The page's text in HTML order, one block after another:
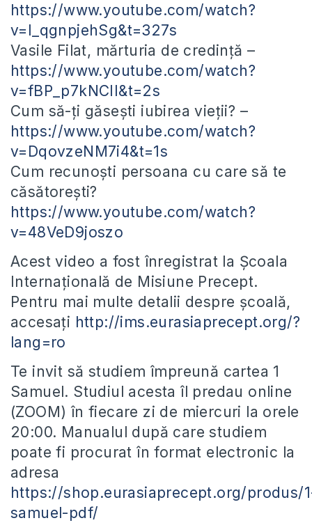
https://www.youtube.com/watch?
v=I_qgnpjehSg&t=327s
Vasile Filat, mărturia de credință –
https://www.youtube.com/watch?
v=fBP_p7kNCII&t=2s
Cum să-ți găsești iubirea vieții? –
https://www.youtube.com/watch?
v=DqovzeNM7i4&t=1s
Cum recunoști persoana cu care să te
căsătorești?
https://www.youtube.com/watch?
v=48VeD9joszo
Acest video a fost înregistrat la Școala
Internațională de Misiune Precept.
Pentru mai multe detalii despre școală,
accesați http://ims.eurasiaprecept.org/?
lang=ro
Te invit să studiem împreună cartea 1
Samuel. Studiul acesta îl predau online
(ZOOM) în fiecare zi de miercuri la orele
20:00. Manualul după care studiem
poate fi procurat în format electronic la
adresa
https://shop.eurasiaprecept.org/produs/
samuel-pdf/